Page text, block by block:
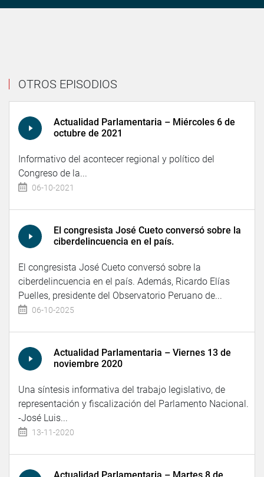
OTROS EPISODIOS
Actualidad Parlamentaria – Miércoles 6 de
octubre de 2021
Informativo del acontecer regional y político del
Congreso de la...
06-10-2021
El congresista José Cueto conversó sobre la
ciberdelincuencia en el país.
El congresista José Cueto conversó sobre la
ciberdelincuencia en el país. Además, Ricardo Elías
Puelles, presidente del Observatorio Peruano de...
06-10-2025
Actualidad Parlamentaria – Viernes 13 de
noviembre 2020
Una síntesis informativa del trabajo legislativo, de
representación y fiscalización del Parlamento Nacional.
-José Luis...
13-11-2020